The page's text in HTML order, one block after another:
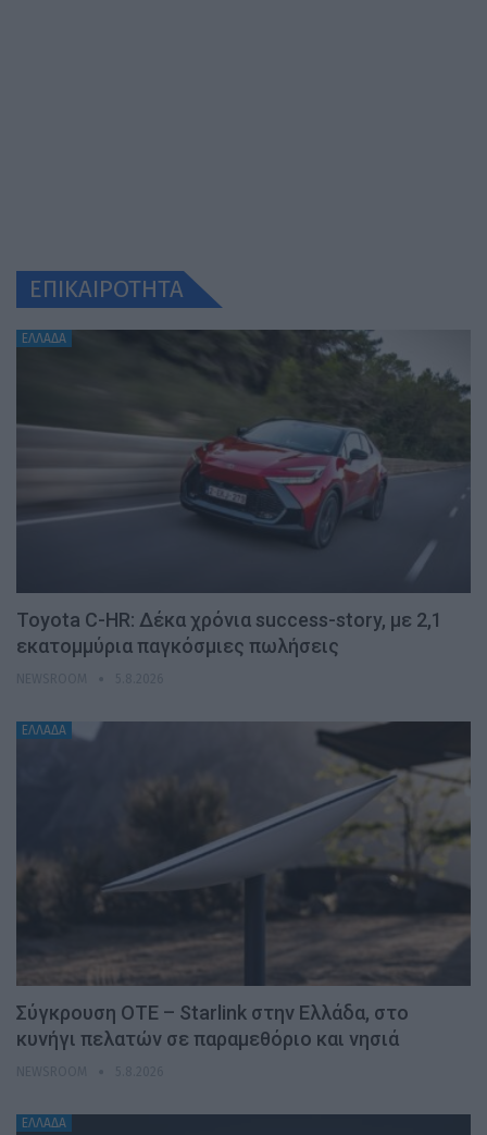
ΕΠΙΚΑΙΡΟΤΗΤΑ
ΕΛΛΑΔΑ
Toyota C-HR: Δέκα χρόνια success-story, με 2,1
εκατομμύρια παγκόσμιες πωλήσεις
ΕΛΛΑΔΑ
Σύγκρουση ΟΤΕ – Starlink στην Ελλάδα, στο
κυνήγι πελατών σε παραμεθόριο και νησιά
ΕΛΛΑΔΑ